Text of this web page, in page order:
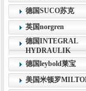
德国SUCO苏克
英国norgren
德国INTEGRAL
HYDRAULIK
德国leybold莱宝
美国米顿罗